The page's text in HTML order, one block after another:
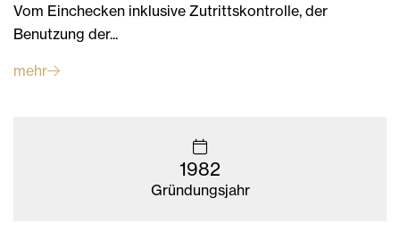
Vom Einchecken inklusive Zutrittskontrolle, der
Benutzung der...
mehr
1982
Gründungsjahr